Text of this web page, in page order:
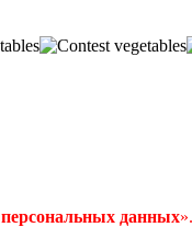
персональных данных».